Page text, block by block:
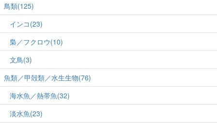
鳥類(125)
インコ(23)
梟／フクロウ(10)
文鳥(3)
魚類／甲殻類／水生生物(76)
海水魚／熱帯魚(32)
淡水魚(23)